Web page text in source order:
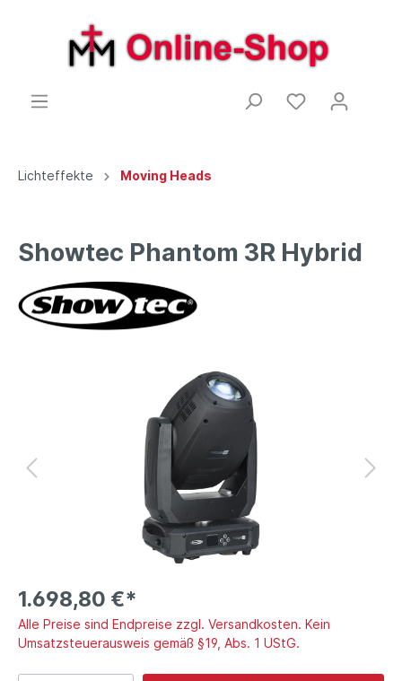
Lichteffekte Moving Heads
Showtec Phantom 3R Hybrid
1.698,80 €*
Alle Preise sind Endpreise zzgl. Versandkosten. Kein
Umsatzsteuerausweis gemäß §19, Abs. 1 UStG.